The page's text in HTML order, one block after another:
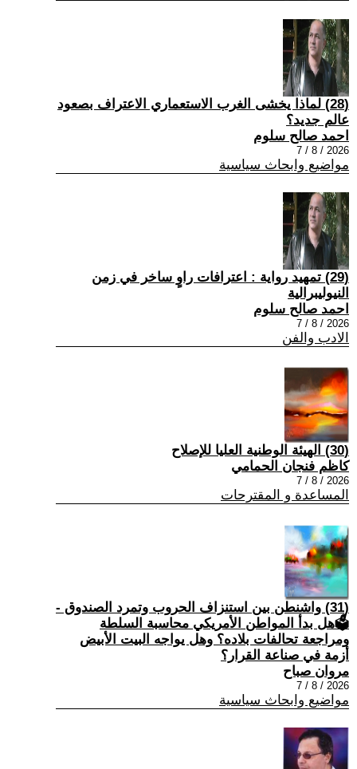
(28) لماذا يخشى الغرب الاستعماري الاعتراف بصعود
عالم جديد؟
احمد صالح سلوم
2026 / 8 / 7
مواضيع وابحاث سياسية
(29) تمهيد رواية : اعترافات راوٍ ساخر في زمن
النيوليبرالية
احمد صالح سلوم
2026 / 8 / 7
الادب والفن
(30) الهيئة الوطنية العليا للإصلاح
كاظم فنجان الحمامي
2026 / 8 / 7
المساعدة و المقترحات
(31) واشنطن بين استنزاف الحروب وتمرد الصندوق -
🗳هل بدأ المواطن الأمريكي محاسبة السلطة
ومراجعة تحالفات بلاده؟ وهل يواجه البيت الأبيض
أزمة في صناعة القرار؟
مروان صباح
2026 / 8 / 7
مواضيع وابحاث سياسية